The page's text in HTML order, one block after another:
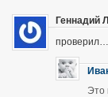
Геннадий
Это